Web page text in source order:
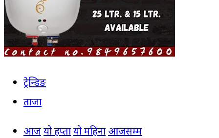
ट्रेन्डिङ
ताजा
आजयो हप्तायो महिना आजसम्म